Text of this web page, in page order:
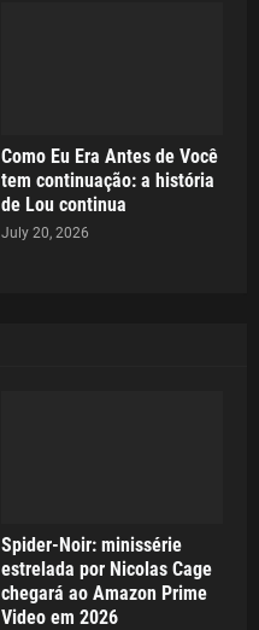
Como Eu Era Antes de Você
tem continuação: a história
de Lou continua
July 20, 2026
Spider-Noir: minissérie
estrelada por Nicolas Cage
chegará ao Amazon Prime
Video em 2026